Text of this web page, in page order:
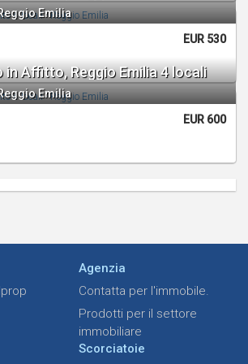
Emilia
EUR 530
Affitto, Reggio Emilia 4 locali
Emilia
EUR 600
Agenzia
Contatta per l'immobile.
Prodotti per il settore
immobiliare
Scorciatoie